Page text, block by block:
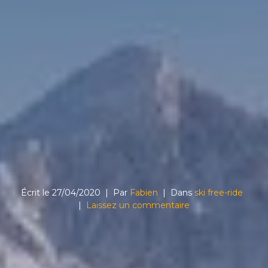
Écrit le 27/04/2020 Par Fabien Dans ski free-ride
Laissez un commentaire